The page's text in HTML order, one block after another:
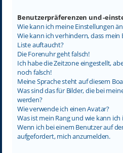
Benutzerpräferenzen und -
Wie kann ich meine Einstellungen
Wie kann ich verhindern, dass
Liste auftaucht?
Die Forenuhr geht falsch!
Ich habe die Zeitzone eingestellt,
noch falsch!
Meine Sprache steht auf diesem
Was sind das für Bilder, die bei
werden?
Wie verwende ich einen Avatar?
Was ist mein Rang und wie kann
Wenn ich bei einem Benutzer auf
aufgefordert, mich anzumelden.